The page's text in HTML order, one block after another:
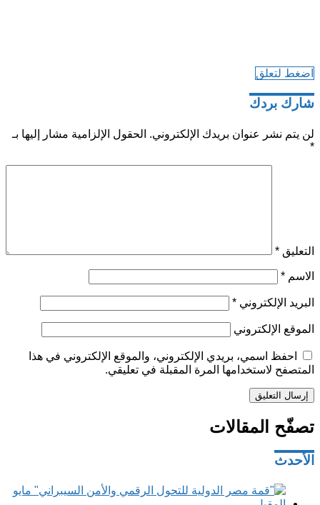
اضغط لتعلق
شارك بردك
لن يتم نشر عنوان بريدك الإلكتروني. الحقول الإلزامية مشار إليها بـ
*
التعليق *
الاسم *
البريد الإلكتروني *
الموقع الإلكتروني
احفظ اسمي، بريدي الإلكتروني، والموقع الإلكتروني في هذا
المتصفح لاستخدامها المرة المقبلة في تعليقي.
تصفّح المقالات
الأحدث